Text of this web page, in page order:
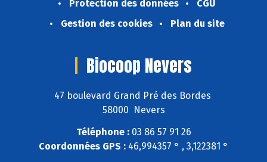
Protection des données
CGU
Gestion des cookies
Plan du site
Biocoop Nevers
47 boulevard Grand Pré des Bordes
58000 Nevers
Téléphone :03 86 57 91 26
Coordonnées GPS : 46,994357 ° , 3,122381 °